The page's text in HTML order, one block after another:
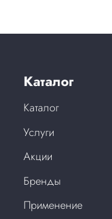
Каталог
Каталог
Услуги
Акции
Бренды
Применение